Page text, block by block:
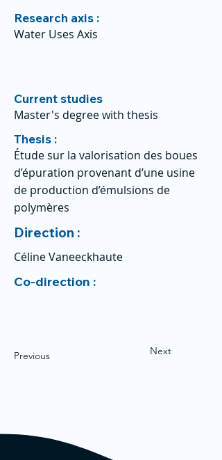
Research axis :
Water Uses Axis
Current studies
Master's degree with thesis
Thesis :
Étude sur la valorisation des boues
d’épuration provenant d’une usine
de production d’émulsions de
polymères
Direction :
Céline Vaneeckhaute
Co-direction :
Previous Next